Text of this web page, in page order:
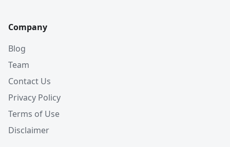
Company
Blog
Team
Contact Us
Privacy Policy
Terms of Use
Disclaimer